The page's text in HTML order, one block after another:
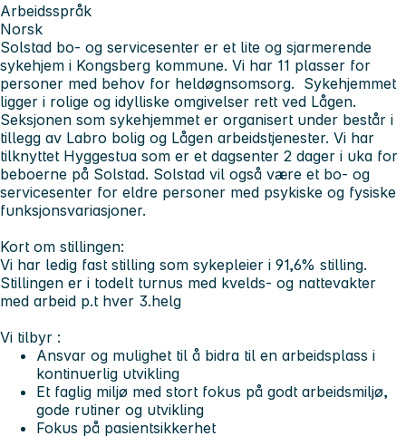
Arbeidsspråk
Norsk
Solstad bo- og servicesenter er et lite og sjarmerende
sykehjem i Kongsberg kommune. Vi har 11 plasser for
personer med behov for heldøgnsomsorg. Sykehjemmet
ligger i rolige og idylliske omgivelser rett ved Lågen.
Seksjonen som sykehjemmet er organisert under består i
tillegg av Labro bolig og Lågen arbeidstjenester. Vi har
tilknyttet Hyggestua som er et dagsenter 2 dager i uka for
beboerne på Solstad. Solstad vil også være et bo- og
servicesenter for eldre personer med psykiske og fysiske
funksjonsvariasjoner.
Kort om stillingen:
Vi har ledig fast stilling som sykepleier i 91,6% stilling.
Stillingen er i todelt turnus med kvelds- og nattevakter
med arbeid p.t hver 3.helg
Vi tilbyr :
Ansvar og mulighet til å bidra til en arbeidsplass i
kontinuerlig utvikling
Et faglig miljø med stort fokus på godt arbeidsmiljø,
gode rutiner og utvikling
Fokus på pasientsikkerhet